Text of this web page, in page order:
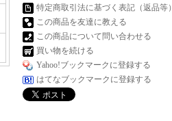
特定商取引法に基づく表記（返品等）
この商品を友達に教える
この商品について問い合わせる
買い物を続ける
Yahoo!ブックマークに登録する
はてなブックマークに登録する